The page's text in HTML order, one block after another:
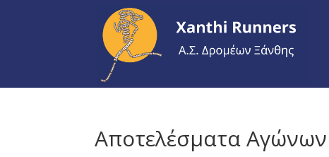
Αποτελέσματα